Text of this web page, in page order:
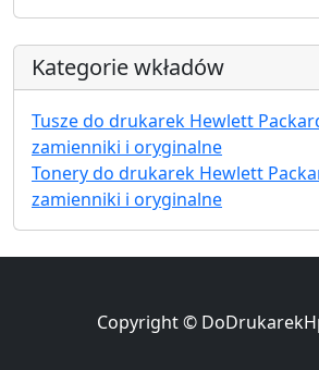
Kategorie wkładów
Tusze do drukarek Hewlett
zamienniki i oryginalne
Tonery do drukarek Hewlett
zamienniki i oryginalne
Copyright ©